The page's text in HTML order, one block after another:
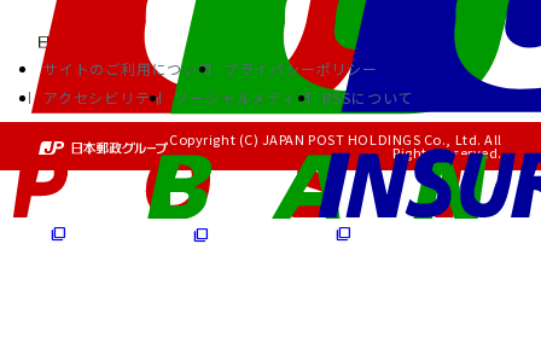
サイトのご利用について
プライバシーポリシー
アクセシビリティ
ソーシャルメディア RSSについて
Copyright (C) JAPAN POST HOLDINGS Co., Ltd. All
Rights Reserved.